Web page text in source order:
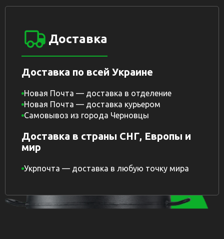
Доставка
Доставка по всей Украине
Новая Почта — доставка в отделение
Новая Почта — доставка курьером
Самовывоз из города Черновцы
Доставка в страны СНГ, Европы и
мир
Укрпочта — доставка в любую точку мира